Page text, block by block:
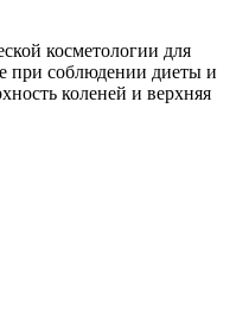
косметологии для
при соблюдении диеты и
коленей и верхняя